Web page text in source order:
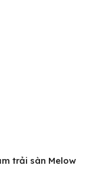
trải sàn Melow